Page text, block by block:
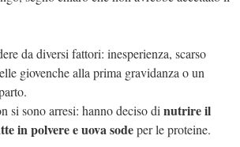
da diversi fattori: inesperienza, scarso
giovenche alla prima gravidanza o un
si sono arresi: hanno deciso dinutrire il
in polvere e uova sodeper le proteine.